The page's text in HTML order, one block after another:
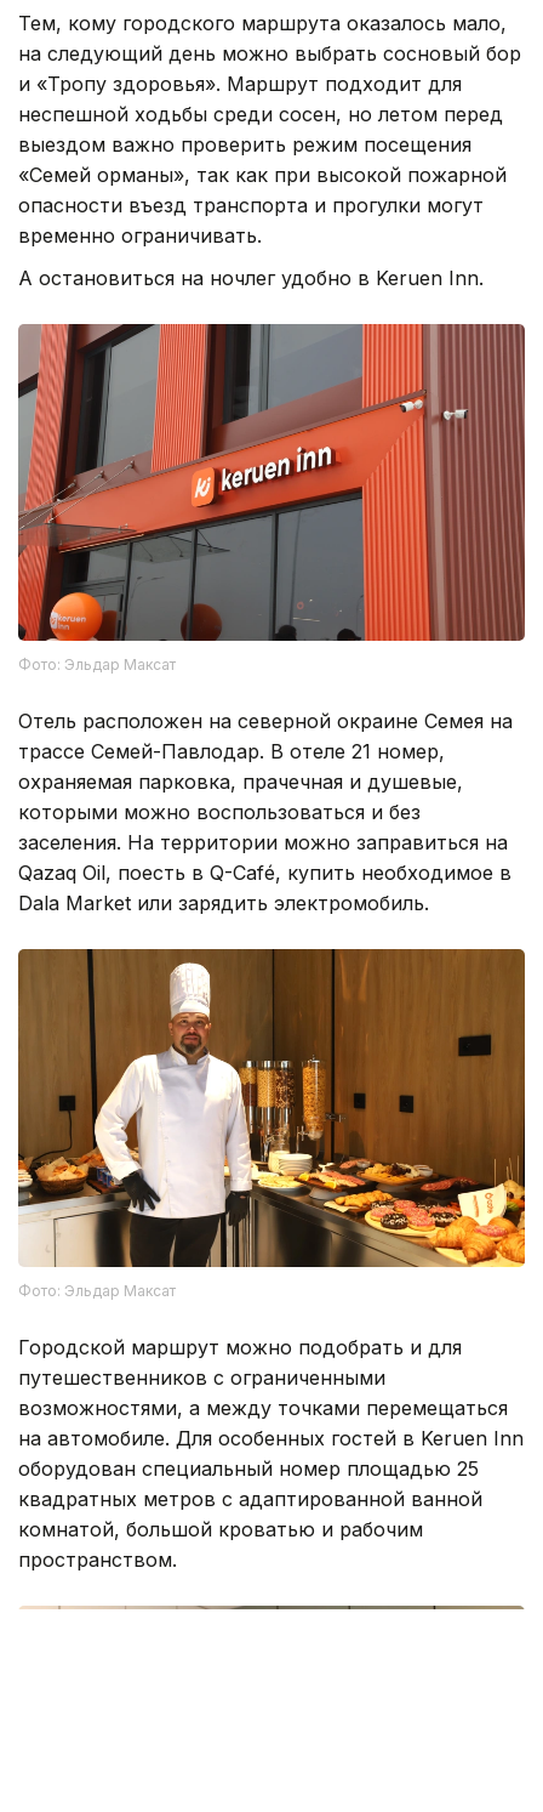
Тем, кому городского маршрута оказалось мало,
на следующий день можно выбрать сосновый бор
и «Тропу здоровья». Маршрут подходит для
неспешной ходьбы среди сосен, но летом перед
выездом важно проверить режим посещения
«Семей орманы», так как при высокой пожарной
опасности въезд транспорта и прогулки могут
временно ограничивать.
А остановиться на ночлег удобно в Keruen Inn.
Фото: Эльдар Максат
Отель расположен на северной окраине Семея на
трассе Семей-Павлодар. В отеле 21 номер,
охраняемая парковка, прачечная и душевые,
которыми можно воспользоваться и без
заселения. На территории можно заправиться на
Qazaq Oil, поесть в Q-Café, купить необходимое в
Dala Market или зарядить электромобиль.
Фото: Эльдар Максат
Городской маршрут можно подобрать и для
путешественников с ограниченными
возможностями, а между точками перемещаться
на автомобиле. Для особенных гостей в Keruen Inn
оборудован специальный номер площадью 25
квадратных метров с адаптированной ванной
комнатой, большой кроватью и рабочим
пространством.